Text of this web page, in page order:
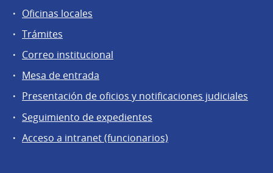
Oficinas locales
Trámites
Correo institucional
Mesa de entrada
Presentación de oficios y notificaciones judiciales
Seguimiento de expedientes
Acceso a intranet (funcionarios)